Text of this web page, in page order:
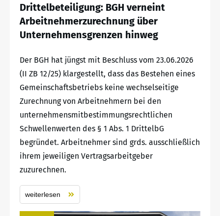
Drittelbeteiligung: BGH verneint
Arbeitnehmerzurechnung über
Unternehmensgrenzen hinweg
Der BGH hat jüngst mit Beschluss vom 23.06.2026
(II ZB 12/25) klargestellt, dass das Bestehen eines
Gemeinschaftsbetriebs keine wechselseitige
Zurechnung von Arbeitnehmern bei den
unternehmensmitbestimmungsrechtlichen
Schwellenwerten des § 1 Abs. 1 DrittelbG
begründet. Arbeitnehmer sind grds. ausschließlich
ihrem jeweiligen Vertragsarbeitgeber
zuzurechnen.
weiterlesen